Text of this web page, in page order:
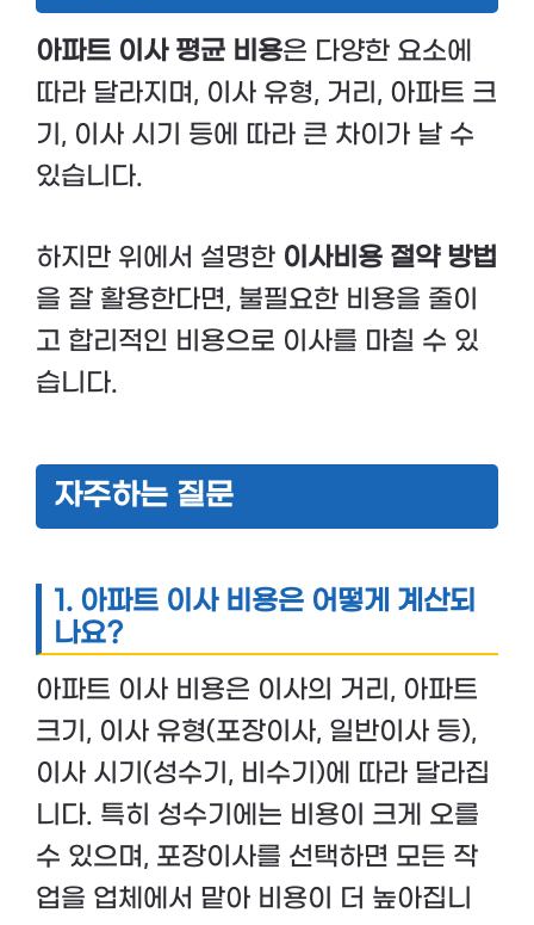
아파트 이사 평균 비용은 다양한 요소에
따라 달라지며, 이사 유형, 거리, 아파트 크
기, 이사 시기 등에 따라 큰 차이가 날 수
있습니다.
하지만 위에서 설명한 이사비용 절약 방법
을 잘 활용한다면, 불필요한 비용을 줄이
고 합리적인 비용으로 이사를 마칠 수 있
습니다.
자주하는 질문
1. 아파트 이사 비용은 어떻게 계산되
나요?
아파트 이사 비용은 이사의 거리, 아파트
크기, 이사 유형(포장이사, 일반이사 등),
이사 시기(성수기, 비수기)에 따라 달라집
니다. 특히 성수기에는 비용이 크게 오를
수 있으며, 포장이사를 선택하면 모든 작
업을 업체에서 맡아 비용이 더 높아집니